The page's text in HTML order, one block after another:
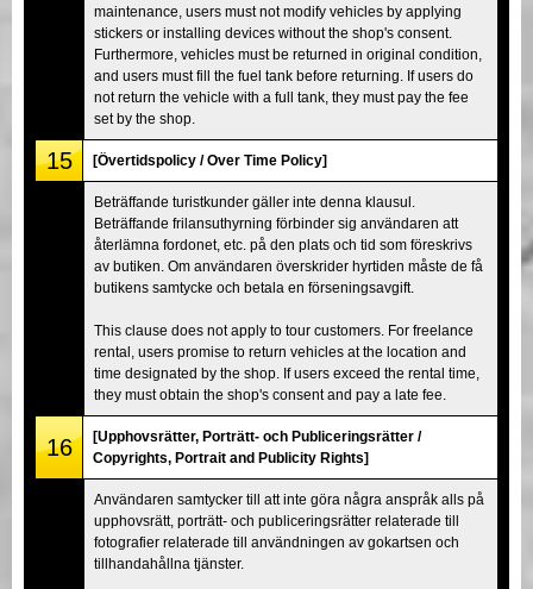
maintenance, users must not modify vehicles by applying
stickers or installing devices without the shop's consent.
Furthermore, vehicles must be returned in original condition,
and users must fill the fuel tank before returning. If users do
not return the vehicle with a full tank, they must pay the fee
set by the shop.
15 [Övertidspolicy / Over Time Policy]
Beträffande turistkunder gäller inte denna klausul.
Beträffande frilansuthyrning förbinder sig användaren att
återlämna fordonet, etc. på den plats och tid som föreskrivs
av butiken. Om användaren överskrider hyrtiden måste de få
butikens samtycke och betala en förseningsavgift.
This clause does not apply to tour customers. For freelance
rental, users promise to return vehicles at the location and
time designated by the shop. If users exceed the rental time,
they must obtain the shop's consent and pay a late fee.
16
[Upphovsrätter, Porträtt- och Publiceringsrätter /
Copyrights, Portrait and Publicity Rights]
Användaren samtycker till att inte göra några anspråk alls på
upphovsrätt, porträtt- och publiceringsrätter relaterade till
fotografier relaterade till användningen av gokartsen och
tillhandahållna tjänster.